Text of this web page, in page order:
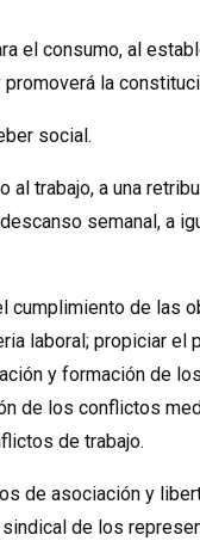
el consumo, al
la
social.
al trabajo, a una
semanal, a
cumplimiento de las
laboral; propiciar el
y formación de
de los conflictos
de trabajo.
de asociación y
de los